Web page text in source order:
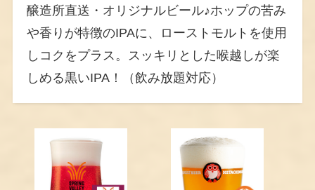
醸造所直送・オリジナルビール♪ホップの苦み
や香りが特徴のIPAに、ローストモルトを使用
しコクをプラス。スッキリとした喉越しが楽
しめる黒いIPA！（飲み放題対応）